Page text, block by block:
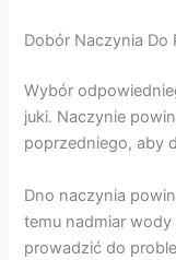
Dobór Naczynia Do
Wybór
juki. Naczynie
poprzedniego, aby
Dno naczynia
temu nadmiar
prowadzić do